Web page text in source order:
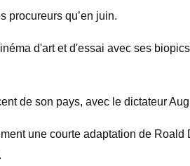
procureurs qu’en juin.
d'art et d'essai avec ses
de son pays, avec le dictateur
une courte adaptation de